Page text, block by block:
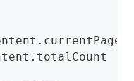
. currentPage
. totalCount